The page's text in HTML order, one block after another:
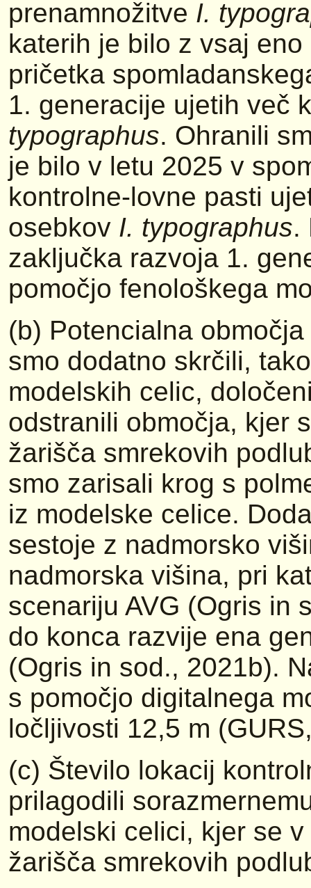
prenamnožitve I.
katerih je bilo z vsaj
pričetka
1. generacije ujetih več
typographus. Ohranili
je bilo v letu 2025 v
kontrolne-lovne pasti
osebkov I. typographus.
zaključka razvoja 1.
pomočjo fenološkega
(b) Potencialna
smo dodatno skrčili,
modelskih celic,
odstranili območja, kjer
žarišča smrekovih
smo zarisali krog s
iz modelske celice.
sestoje z nadmorsko
nadmorska višina, pri
scenariju AVG (Ogris in
do konca razvije ena
(Ogris in sod., 2021b).
s pomočjo digitalnega
ločljivosti 12,5 m
(c) Število lokacij
prilagodili
modelski celici, kjer se
žarišča smrekovih